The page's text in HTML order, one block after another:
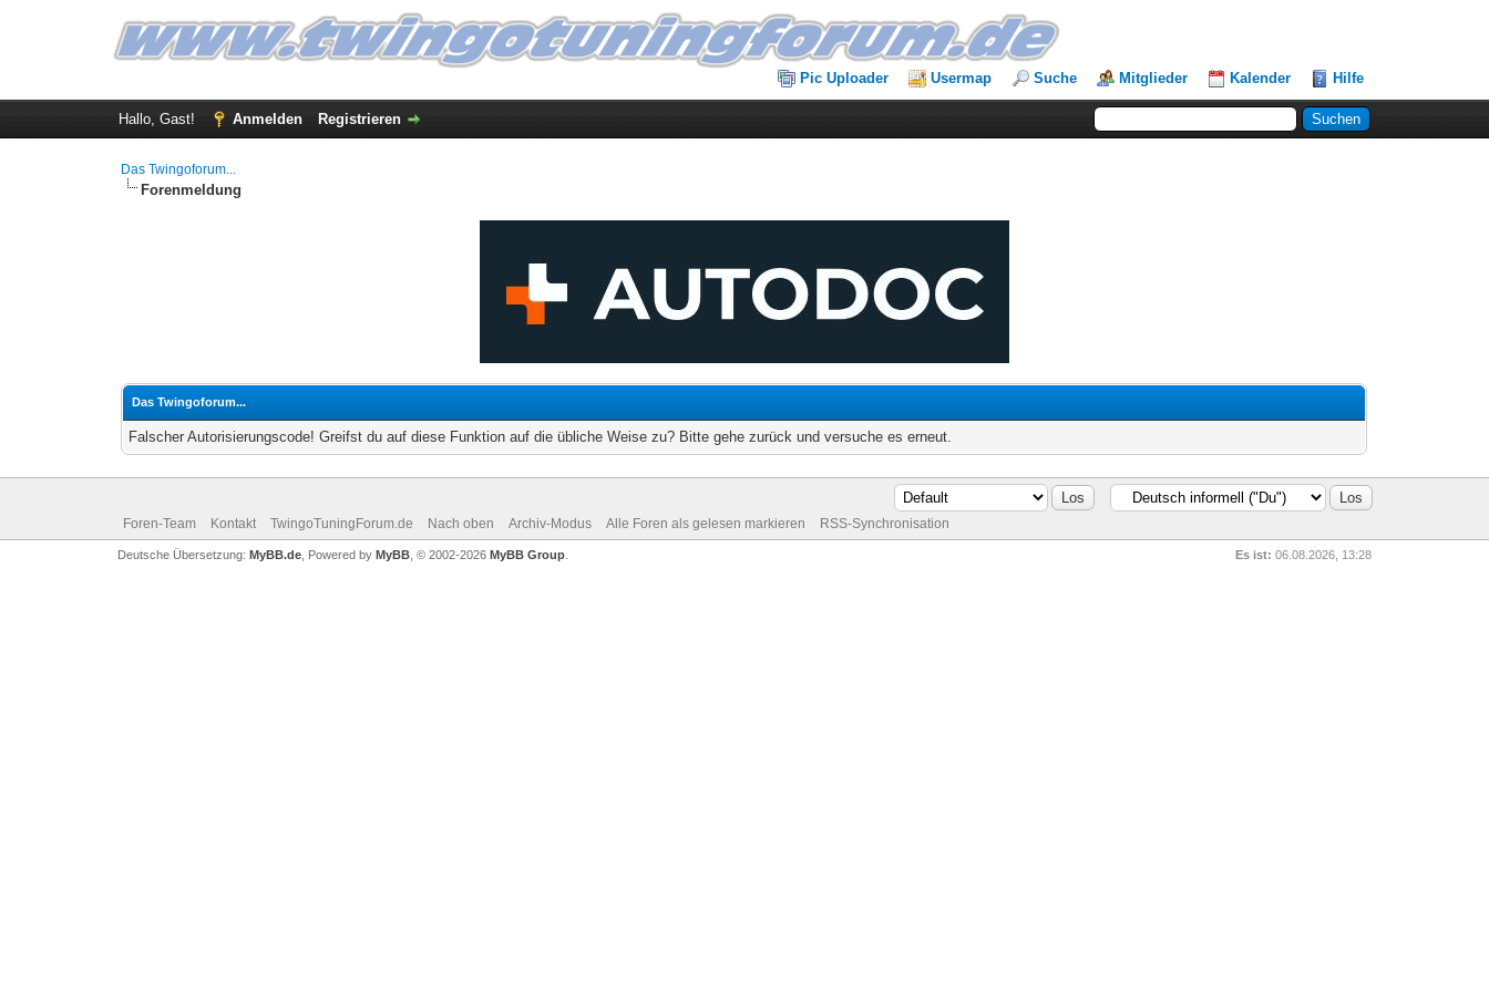
Pic Uploader Usermap Suche Mitglieder Kalender Hilfe
Hallo, Gast! Anmelden Registrieren
Das Twingoforum...
Forenmeldung
Das Twingoforum...
Falscher Autorisierungscode! Greifst du auf diese Funktion auf die übliche Weise zu? Bitte gehe zurück und versuche es erneut.
Foren-Team Kontakt TwingoTuningForum.de Nach oben Archiv-Modus Alle Foren als gelesen markieren RSS-Synchronisation
Es ist: 06.08.2026, 13:28
Deutsche Übersetzung: MyBB.de, Powered by MyBB, © 2002-2026 MyBB Group.